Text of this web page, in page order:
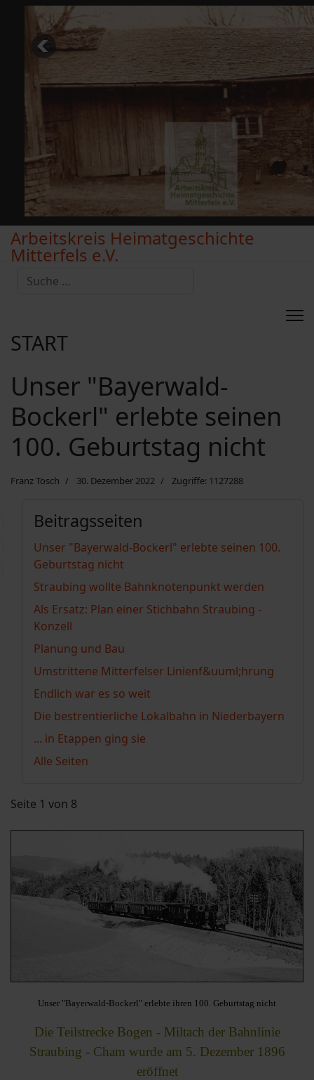
Arbeitskreis Heimatgeschichte
Mitterfels e.V.
Suchen
START
Unser "Bayerwald-
Bockerl" erlebte seinen
100. Geburtstag nicht
Franz Tosch 30. Dezember 2022 Zugriffe: 1127288
Beitragsseiten
Unser "Bayerwald-Bockerl" erlebte seinen 100.
Geburtstag nicht
Straubing wollte Bahnknotenpunkt werden
Als Ersatz: Plan einer Stichbahn Straubing -
Konzell
Planung und Bau
Umstrittene Mitterfelser Linienf&uuml;hrung
Endlich war es so weit
Die bestrentierliche Lokalbahn in Niederbayern
... in Etappen ging sie
Alle Seiten
Seite 1 von 8
Unser "Bayerwald-Bockerl" erlebte ihren 100. Geburtstag nicht
Die Teilstrecke Bogen - Miltach der Bahnlinie
Straubing - Cham wurde am 5. Dezember 1896
eröffnet